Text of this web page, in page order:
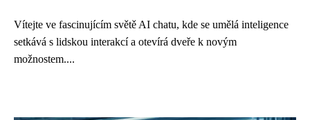
Vítejte ve fascinujícím světě AI chatu, kde se umělá inteligence
setkává s lidskou interakcí a otevírá dveře k novým
možnostem....